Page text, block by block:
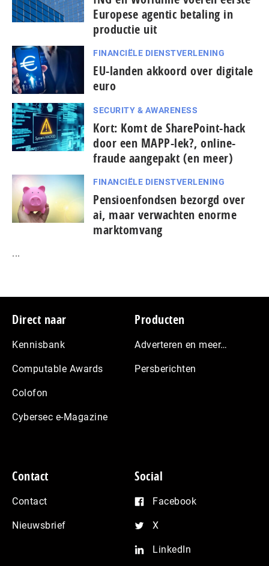
Europese agentic betaling in
productie uit
FINANCIËLE DIENSTVERLENING
EU-landen akkoord over digitale
euro
SECURITY & AWARENESS
Kort: Komt de SharePoint-hack
door een MAPP-lek?, online-
fraude aangepakt (en meer)
FINANCIËLE DIENSTVERLENING
Pensioenfondsen bezorgd over
ai, maar verwachten enorme
marktomvang
...
Footer
Direct naar
Kennisbank
Computable Awards
Colofon
Cybersec e-Magazine
Producten
Adverteren en meer…
Persberichten
Contact
Contact
Nieuwsbrief
Social
Facebook
X
LinkedIn